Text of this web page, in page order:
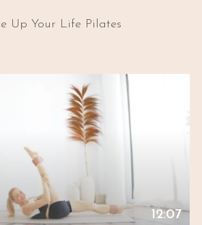
Up Your Life Pilates
12:07